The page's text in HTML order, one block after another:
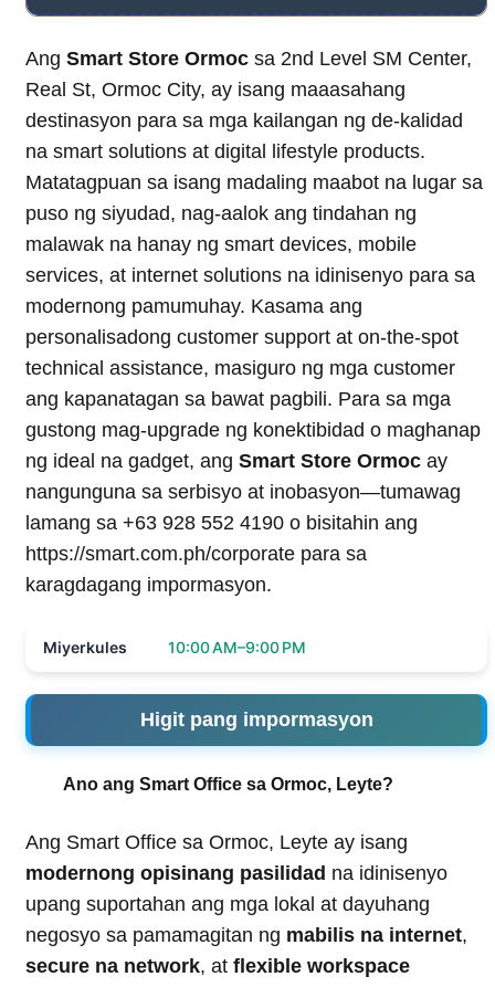
Ang Smart Store Ormoc sa 2nd Level SM Center,
Real St, Ormoc City, ay isang maaasahang
destinasyon para sa mga kailangan ng de-kalidad
na smart solutions at digital lifestyle products.
Matatagpuan sa isang madaling maabot na lugar sa
puso ng siyudad, nag-aalok ang tindahan ng
malawak na hanay ng smart devices, mobile
services, at internet solutions na idinisenyo para sa
modernong pamumuhay. Kasama ang
personalisadong customer support at on-the-spot
technical assistance, masiguro ng mga customer
ang kapanatagan sa bawat pagbili. Para sa mga
gustong mag-upgrade ng konektibidad o maghanap
ng ideal na gadget, ang Smart Store Ormoc ay
nangunguna sa serbisyo at inobasyon—tumawag
lamang sa +63 928 552 4190 o bisitahin ang
https://smart.com.ph/corporate para sa
karagdagang impormasyon.
Miyerkules 10:00 AM–9:00 PM
Higit pang impormasyon
Ano ang Smart Office sa Ormoc, Leyte?
Ang Smart Office sa Ormoc, Leyte ay isang
modernong opisinang pasilidad na idinisenyo
upang suportahan ang mga lokal at dayuhang
negosyo sa pamamagitan ng mabilis na internet,
secure na network, at flexible workspace